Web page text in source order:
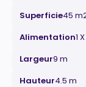
Superficie45
Alimentation1
Largeur9 m
Hauteur4.5 m